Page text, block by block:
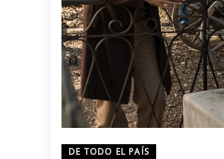
DE TODO EL PAÍS